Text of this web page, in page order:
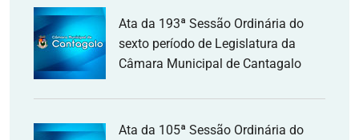
Ata da 193ª Sessão Ordinária do
sexto período de Legislatura da
Câmara Municipal de Cantagalo
Ata da 105ª Sessão Ordinária do